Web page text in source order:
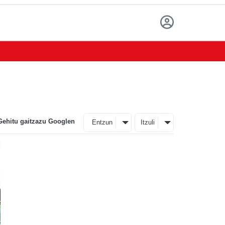
gaitzazu Googlen Entzun Itzuli